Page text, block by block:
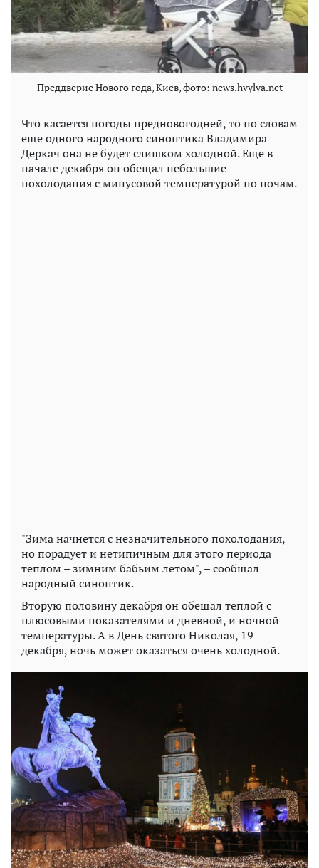
Преддверие Нового года, Киев, фото: news.hvylya.net
Что касается погоды предновогодней, то по словам
еще одного народного синоптика Владимира
Деркач она не будет слишком холодной. Еще в
начале декабря он обещал небольшие
похолодания с минусовой температурой по ночам.
"Зима начнется с незначительного похолодания,
но порадует и нетипичным для этого периода
теплом – зимним бабьим летом", – сообщал
народный синоптик.
Вторую половину декабря он обещал теплой с
плюсовыми показателями и дневной, и ночной
температуры. А в День святого Николая, 19
декабря, ночь может оказаться очень холодной.